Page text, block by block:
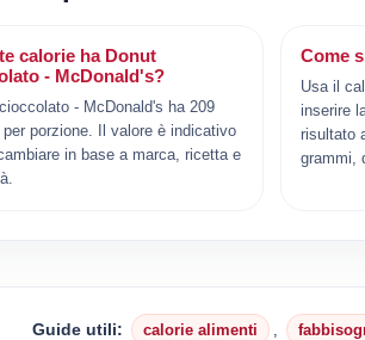
calorie ha Donut
- McDonald's?
- McDonald's ha 209
per porzione. Il valore è indicativo
in base a marca, ricetta e
Come
Usa il
inserire
risultato
grammi,
Guide utili: calorie alimenti